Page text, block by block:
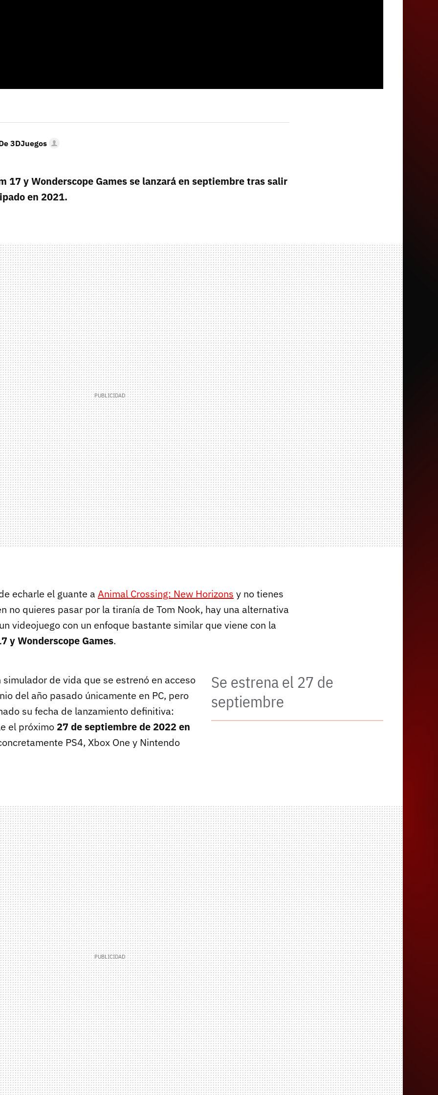
3DJuegos
17 y Wonderscope Games se lanzará en septiembre tras salir
en 2021.
echarle el guante a Animal Crossing: New Horizons y no tienes
no quieres pasar por la tiranía de Tom Nook, hay una alternativa
videojuego con un enfoque bastante similar que viene con la
y Wonderscope Games.
Se estrena el 27 de
septiembre
de vida que se estrenó en acceso
del año pasado únicamente en PC, pero
su fecha de lanzamiento definitiva:
el próximo 27 de septiembre de 2022 en
PS4, Xbox One y Nintendo